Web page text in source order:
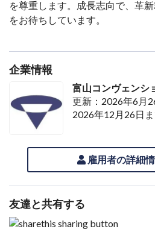
を尊重します。成長志向で、革
をお待ちしています。
企業情報
富山コンヴェンシ
更新：2026年6月
2026年12月26日
雇用者の詳細
友達と共有する